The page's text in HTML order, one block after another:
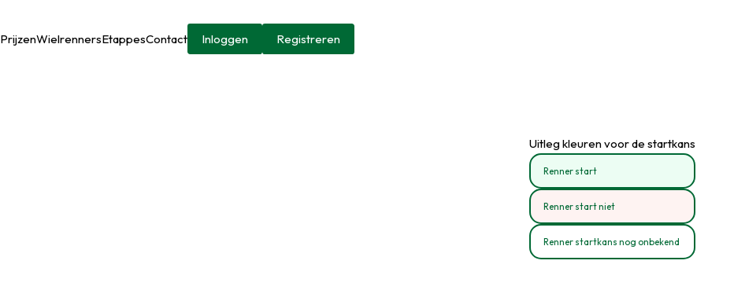
PrijzenWielrennersEtappesContact Inloggen Registreren
Uitleg kleuren voor de startkans
Renner start
Renner start niet
Renner startkans nog onbekend